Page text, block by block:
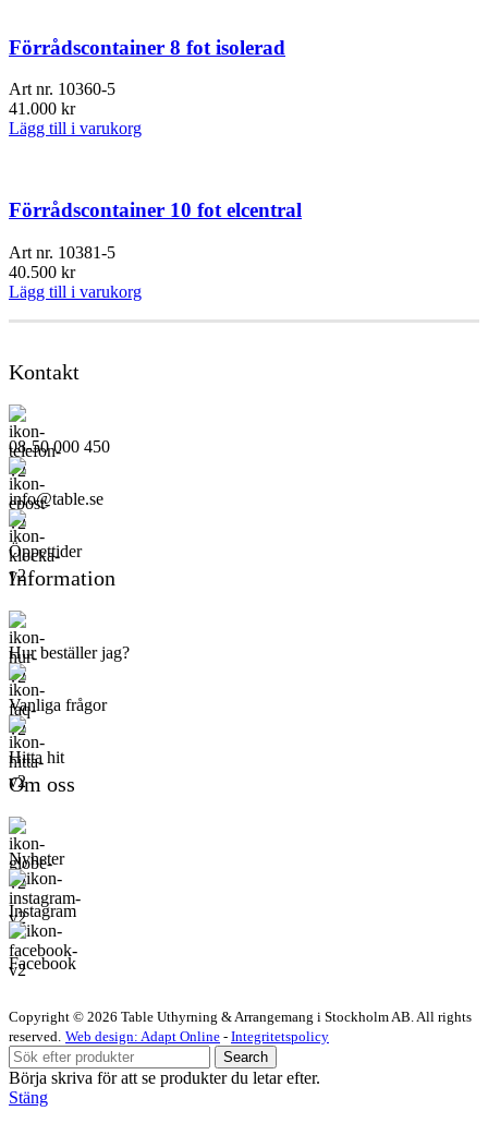
Förrådscontainer 8 fot isolerad
Art nr. 10360-5
41.000 kr
Lägg till i varukorg
Förrådscontainer 10 fot elcentral
Art nr. 10381-5
40.500 kr
Lägg till i varukorg
Kontakt
08-50 000 450
info@table.se
Öppettider
Information
Hur beställer jag?
Vanliga frågor
Hitta hit
Om oss
Nyheter
Instagram
Facebook
Copyright © 2026 Table Uthyrning & Arrangemang i Stockholm AB. All rights
reserved​​. Web design: Adapt Online - Integritetspolicy
Search
Börja skriva för att se produkter du letar efter.
Stäng